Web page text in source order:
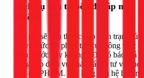
Dịch vụ sửa tủ bếp để lắp máy
nhiêu?
Chi phí sẽ phụ thuộc vào hiện trạng tủ
tủ, và mức độ phức tạp của công việc
điện, nước hay không). Để có báo giá
cung cấp dịch vụ khảo sát và tư vấn
nhà ở TPHCM. Vui lòng liên hệ hotline